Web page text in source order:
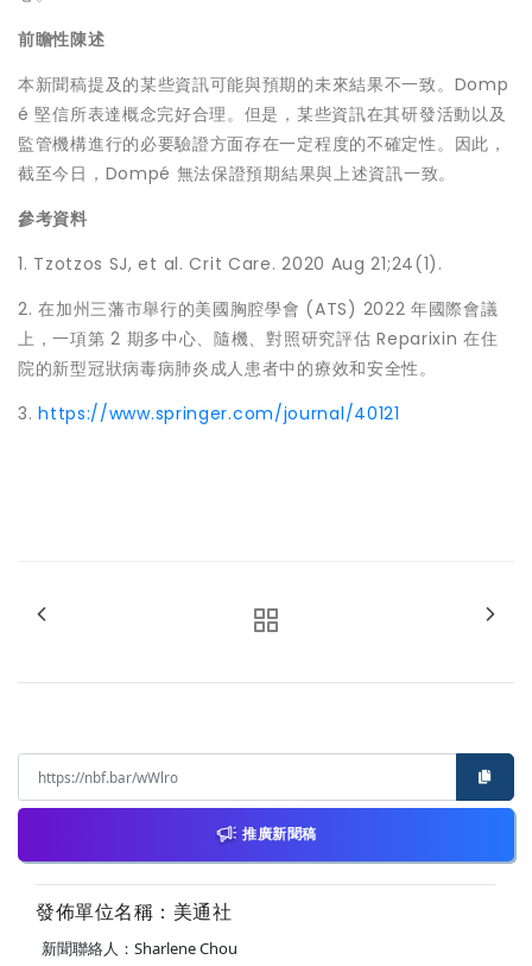
前瞻性陳述
本新聞稿提及的某些資訊可能與預期的未來結果不一致。Domp
é 堅信所表達概念完好合理。但是，某些資訊在其研發活動以及
監管機構進行的必要驗證方面存在一定程度的不確定性。因此，
截至今日，Dompé 無法保證預期結果與上述資訊一致。
參考資料
1. Tzotzos SJ, et al.Crit Care. 2020 Aug 21;24(1).
2. 在加州三藩市舉行的美國胸腔學會 (ATS) 2022 年國際會議
上，一項第 2 期多中心、隨機、對照研究評估 Reparixin 在住
院的新型冠狀病毒病肺炎成人患者中的療效和安全性。
3.https://www.springer.com/journal/40121
推廣新聞稿
發佈單位名稱：美通社
新聞聯絡人：Sharlene Chou